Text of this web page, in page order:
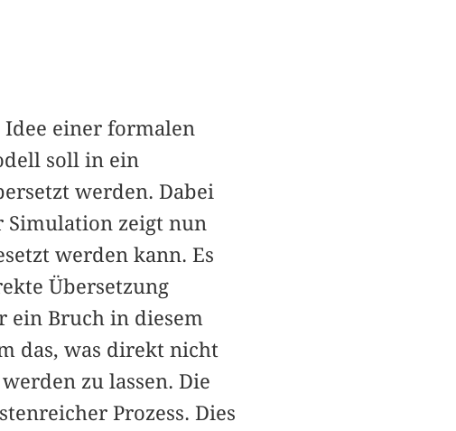
einer formalen
soll in ein
werden. Dabei
Simulation zeigt nun
werden kann. Es
Übersetzung
ein Bruch in diesem
das, was direkt nicht
zu lassen. Die
Prozess. Dies